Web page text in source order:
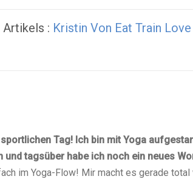
: Kristin Von Eat Train Love
Tag! Ich bin mit Yoga
tagsüber habe ich noch ein neues
im Yoga-Flow! Mir macht es gerade